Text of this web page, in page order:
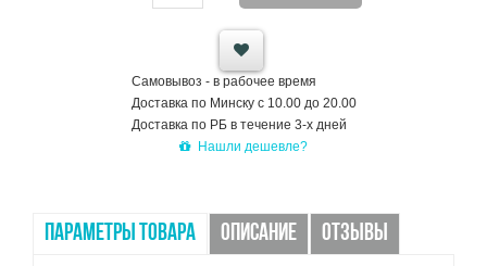
Самовывоз - в рабочее время
Доставка по Минску с 10.00 до 20.00
Доставка по РБ в течение 3-х дней
Нашли дешевле?
ПАРАМЕТРЫ ТОВАРА ОПИСАНИЕ ОТЗЫВЫ